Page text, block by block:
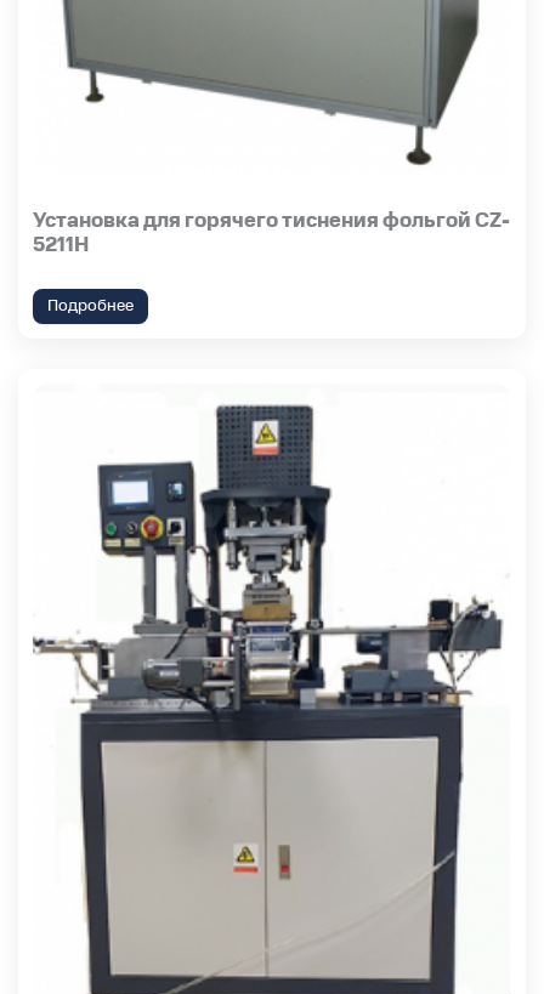
Установка для горячего тиснения фольгой CZ-
5211H
Подробнее